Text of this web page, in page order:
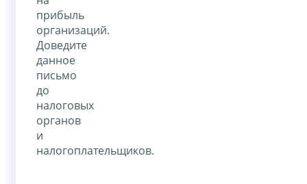
прибыль
организаций.
Доведите
данное
письмо
до
налоговых
органов
и
налогоплательщиков.